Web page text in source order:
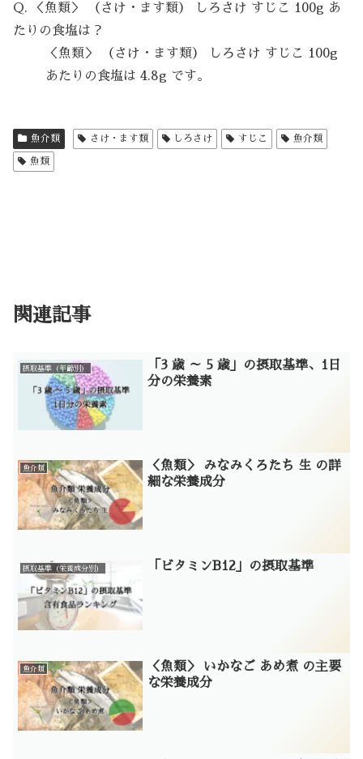
Q. ＜魚類＞ （さけ・ます類） しろさけ すじこ 100g あ
たりの食塩は？
＜魚類＞ （さけ・ます類） しろさけ すじこ 100g
あたりの食塩は 4.8g です。
魚介類 さけ・ます類 しろさけ すじこ 魚介類
魚類
関連記事
摂取基準（年齢別）
「3 歳 ～ 5 歳」の摂取基準、1日
分の栄養素
魚介類
＜魚類＞ みなみくろたち 生 の詳
細な栄養成分
摂取基準（栄養成分別） 「ビタミンB12」の摂取基準
魚介類
＜魚類＞ いかなご あめ煮 の主要
な栄養成分